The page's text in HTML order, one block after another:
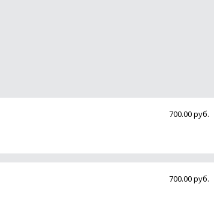
700.00 руб.
700.00 руб.